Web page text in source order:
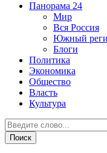
Панорама 24
Мир
Вся Россия
Южный
Блоги
Политика
Экономика
Общество
Власть
Культура